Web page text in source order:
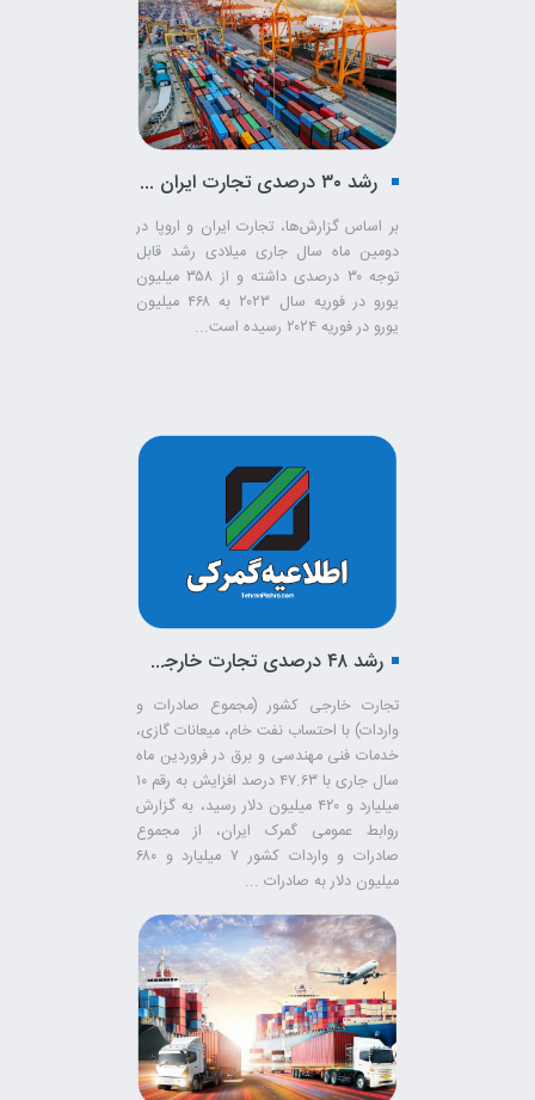
رشد ۳۰ درصدی تجارت ایران و اتحادیه اروپا
بر اساس گزارش‌ها، تجارت ایران و اروپا در
دومین ماه سال جاری میلادی رشد قابل
توجه ۳۰ درصدی داشته و از ۳۵۸ میلیون
یورو در فوریه سال ۲۰۲۳ به ۴۶۸ میلیون
یورو در فوریه ۲۰۲۴ رسیده است...
رشد ۴۸ درصدی تجارت خارجی کشور در اولین ماه از سال ۱۴۰۳
تجارت خارجی کشور (مجموع صادرات و
واردات) با احتساب نفت خام، میعانات گازی،
خدمات فنی مهندسی و برق در فروردین ماه
سال جاری با ۴۷.۶۳ درصد افزایش به رقم ۱۰
میلیارد و ۴۲۰ میلیون دلار رسید، به گزارش
روابط عمومی گمرک ایران، از مجموع
صادرات و واردات کشور ۷ میلیارد و ۶۸۰
میلیون دلار به صادرات ...